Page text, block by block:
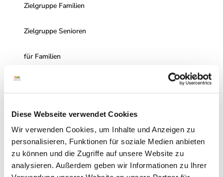
Diese Webseite verwendet Cookies
Wir verwenden Cookies, um Inhalte und Anzeigen zu
personalisieren, Funktionen für soziale Medien anbieten
zu können und die Zugriffe auf unsere Website zu
analysieren. Außerdem geben wir Informationen zu Ihrer
Zielgruppe Familien
Zielgruppe Senioren
für Familien
Anzahl der Parkplätze
Behinderten-Parkplätze
2